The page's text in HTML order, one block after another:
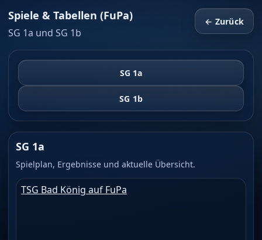
Spiele & Tabellen (FuPa)
SG 1a und SG 1b
← Zurück
SG 1a
SG 1b
SG 1a
Spielplan, Ergebnisse und aktuelle Übersicht.
TSG Bad König auf FuPa